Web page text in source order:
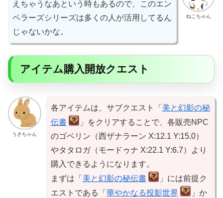
ねこちゃん
えちゃうなあという時もあるので、このエン
ペラーズシリーズは多くの人が活用してるん
じゃないかな。
アイテム購入開放クエスト
うさちゃん
各アイテムは、サブクエスト「 美と幻影の秘
伝書
」をクリアすることで、各販売NPC
のゴベリン（西ザナラーン X:12.1 Y:15.0）
やタタロガ（モードゥナ X:22.1 Y:6.7）より
購入できるようになります。
まずは「 美と幻影の秘伝書
」には前提ク
エストである「 華やかなる投影世界
」か